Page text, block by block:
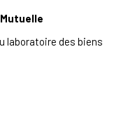
laboratoire des biens